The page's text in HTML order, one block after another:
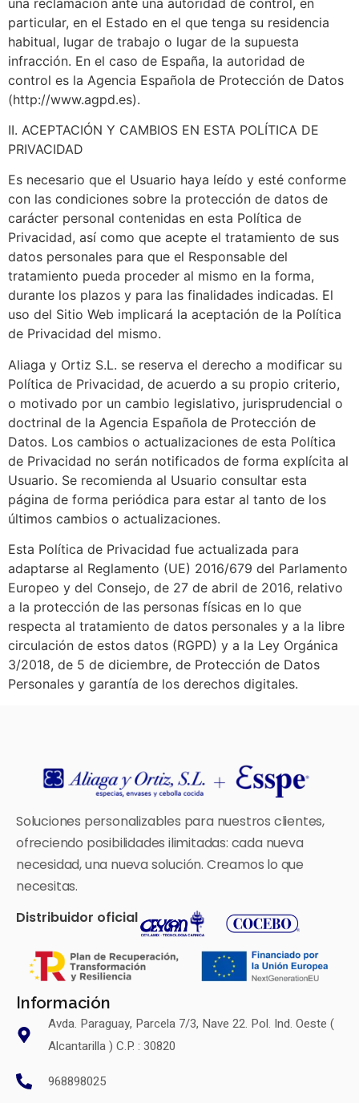
particular, en el Estado en el que tenga su residencia
habitual, lugar de trabajo o lugar de la supuesta
infracción. En el caso de España, la autoridad de
control es la Agencia Española de Protección de Datos
(http://www.agpd.es).
II. ACEPTACIÓN Y CAMBIOS EN ESTA POLÍTICA DE
PRIVACIDAD
Es necesario que el Usuario haya leído y esté conforme
con las condiciones sobre la protección de datos de
carácter personal contenidas en esta Política de
Privacidad, así como que acepte el tratamiento de sus
datos personales para que el Responsable del
tratamiento pueda proceder al mismo en la forma,
durante los plazos y para las finalidades indicadas. El
uso del Sitio Web implicará la aceptación de la Política
de Privacidad del mismo.
Aliaga y Ortiz S.L. se reserva el derecho a modificar su
Política de Privacidad, de acuerdo a su propio criterio,
o motivado por un cambio legislativo, jurisprudencial o
doctrinal de la Agencia Española de Protección de
Datos. Los cambios o actualizaciones de esta Política
de Privacidad no serán notificados de forma explícita al
Usuario. Se recomienda al Usuario consultar esta
página de forma periódica para estar al tanto de los
últimos cambios o actualizaciones.
Esta Política de Privacidad fue actualizada para
adaptarse al Reglamento (UE) 2016/679 del Parlamento
Europeo y del Consejo, de 27 de abril de 2016, relativo
a la protección de las personas físicas en lo que
respecta al tratamiento de datos personales y a la libre
circulación de estos datos (RGPD) y a la Ley Orgánica
3/2018, de 5 de diciembre, de Protección de Datos
Personales y garantía de los derechos digitales.
Soluciones personalizables para nuestros clientes,
ofreciendo posibilidades ilimitadas: cada nueva
necesidad, una nueva solución. Creamos lo que
necesitas.
Distribuidor oficial
Información
Avda. Paraguay, Parcela 7/3, Nave 22. Pol. Ind. Oeste (
Alcantarilla ) C.P. : 30820
968898025